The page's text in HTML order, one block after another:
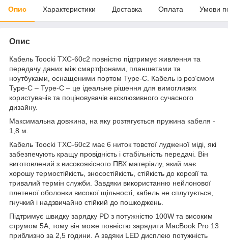
Опис Характеристики Доставка Оплата Умови
Опис
Кабель Toocki TXC-60c2 повністю підтримує живлення та
передачу даних між смартфонами, планшетами та
ноутбуками, оснащеними портом Type-C. Кабель із роз’ємом
Type-C – Type-C – це ідеальне рішення для вимогливих
користувачів та поціновувачів ексклюзивного сучасного
дизайну.
Максимальна довжина, на яку розтягується пружина кабеля -
1,8 м.
Кабель Toocki TXC-60c2 має 6 ниток товстої лудженої міді, які
забезпечують кращу провідність і стабільність передачі. Він
виготовлений з високоякісного ПВХ матеріалу, який має
хорошу термостійкість, зносостійкість, стійкість до корозії та
тривалий термін служби. Завдяки використанню нейлонової
плетеної оболонки високої щільності, кабель не сплутується,
гнучкий і надзвичайно стійкий до пошкоджень.
Підтримує швидку зарядку PD з потужністю 100W та високим
струмом 5A, тому він може повністю зарядити MacBook Pro 13
приблизно за 2,5 години. А звдяки LED дисплею потужність